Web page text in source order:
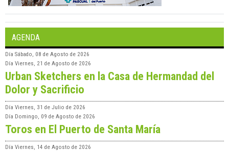
AGENDA
Día Sábado, 08 de Agosto de 2026
Día Viernes, 21 de Agosto de 2026
Urban Sketchers en la Casa de Hermandad del
Dolor y Sacrificio
Día Viernes, 31 de Julio de 2026
Día Domingo, 09 de Agosto de 2026
Toros en El Puerto de Santa María
Día Viernes, 14 de Agosto de 2026